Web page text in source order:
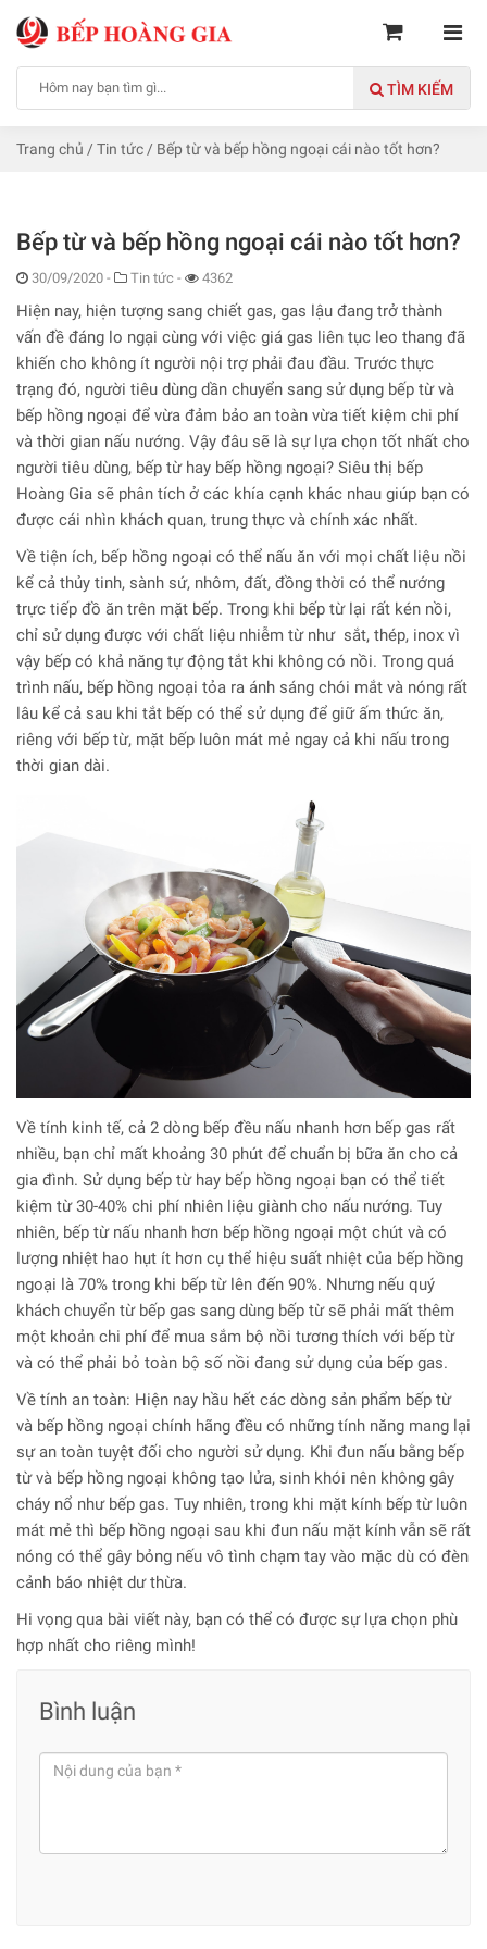
TÌM KIẾM
Trang chủ /Tin tức / Bếp từ và bếp hồng ngoại cái nào tốt hơn?
Bếp từ và bếp hồng ngoại cái nào tốt hơn?
30/09/2020 - Tin tức - 4362
Hiện nay, hiện tượng sang chiết gas, gas lậu đang trở thành
vấn đề đáng lo ngại cùng với việc giá gas liên tục leo thang đã
khiến cho không ít người nội trợ phải đau đầu. Trước thực
trạng đó, người tiêu dùng dần chuyển sang sử dụng bếp từ và
bếp hồng ngoại để vừa đảm bảo an toàn vừa tiết kiệm chi phí
và thời gian nấu nướng. Vậy đâu sẽ là sự lựa chọn tốt nhất cho
người tiêu dùng, bếp từ hay bếp hồng ngoại? Siêu thị bếp
Hoàng Gia sẽ phân tích ở các khía cạnh khác nhau giúp bạn có
được cái nhìn khách quan, trung thực và chính xác nhất.
Về tiện ích, bếp hồng ngoại có thể nấu ăn với mọi chất liệu nồi
kể cả thủy tinh, sành sứ, nhôm, đất, đồng thời có thể nướng
trực tiếp đồ ăn trên mặt bếp. Trong khi bếp từ lại rất kén nồi,
chỉ sử dụng được với chất liệu nhiễm từ như sắt, thép, inox vì
vậy bếp có khả năng tự động tắt khi không có nồi. Trong quá
trình nấu, bếp hồng ngoại tỏa ra ánh sáng chói mắt và nóng rất
lâu kể cả sau khi tắt bếp có thể sử dụng để giữ ấm thức ăn,
riêng với bếp từ, mặt bếp luôn mát mẻ ngay cả khi nấu trong
thời gian dài.
Về tính kinh tế, cả 2 dòng bếp đều nấu nhanh hơn bếp gas rất
nhiều, bạn chỉ mất khoảng 30 phút để chuẩn bị bữa ăn cho cả
gia đình. Sử dụng bếp từ hay bếp hồng ngoại bạn có thể tiết
kiệm từ 30-40% chi phí nhiên liệu giành cho nấu nướng. Tuy
nhiên, bếp từ nấu nhanh hơn bếp hồng ngoại một chút và có
lượng nhiệt hao hụt ít hơn cụ thể hiệu suất nhiệt của bếp hồng
ngoại là 70% trong khi bếp từ lên đến 90%. Nhưng nếu quý
khách chuyển từ bếp gas sang dùng bếp từ sẽ phải mất thêm
một khoản chi phí để mua sắm bộ nồi tương thích với bếp từ
và có thể phải bỏ toàn bộ số nồi đang sử dụng của bếp gas.
Về tính an toàn: Hiện nay hầu hết các dòng sản phẩm bếp từ
và bếp hồng ngoại chính hãng đều có những tính năng mang lại
sự an toàn tuyệt đối cho người sử dụng. Khi đun nấu bằng bếp
từ và bếp hồng ngoại không tạo lửa, sinh khói nên không gây
cháy nổ như bếp gas. Tuy nhiên, trong khi mặt kính bếp từ luôn
mát mẻ thì bếp hồng ngoại sau khi đun nấu mặt kính vẫn sẽ rất
nóng có thể gây bỏng nếu vô tình chạm tay vào mặc dù có đèn
cảnh báo nhiệt dư thừa.
Hi vọng qua bài viết này, bạn có thể có được sự lựa chọn phù
hợp nhất cho riêng mình!
Bình luận